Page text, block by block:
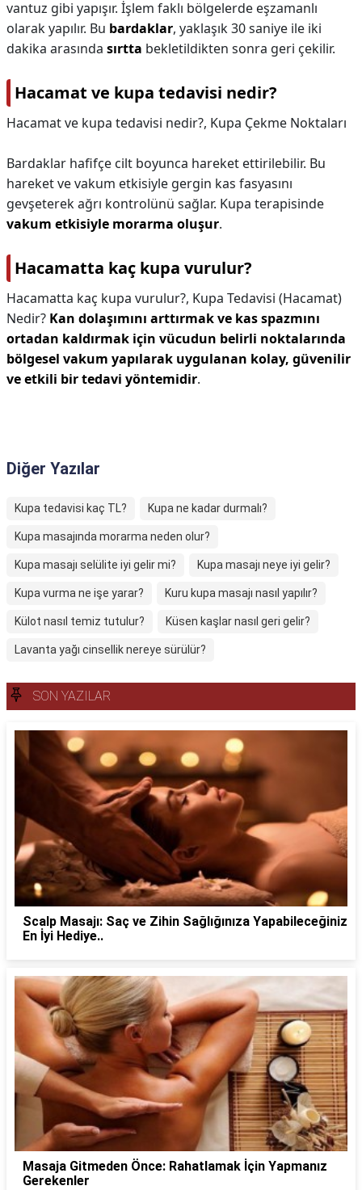
vantuz gibi yapışır. İşlem faklı bölgelerde eşzamanlı
olarak yapılır. Bu bardaklar, yaklaşık 30 saniye ile iki
dakika arasında sırtta bekletildikten sonra geri çekilir.
Hacamat ve kupa tedavisi nedir?
Hacamat ve kupa tedavisi nedir?, Kupa Çekme Noktaları
Bardaklar hafifçe cilt boyunca hareket ettirilebilir. Bu
hareket ve vakum etkisiyle gergin kas fasyasını
gevşeterek ağrı kontrolünü sağlar. Kupa terapisinde
vakum etkisiyle morarma oluşur.
Hacamatta kaç kupa vurulur?
Hacamatta kaç kupa vurulur?, Kupa Tedavisi (Hacamat)
Nedir? Kan dolaşımını arttırmak ve kas spazmını
ortadan kaldırmak için vücudun belirli noktalarında
bölgesel vakum yapılarak uygulanan kolay, güvenilir
ve etkili bir tedavi yöntemidir.
Diğer Yazılar
Kupa tedavisi kaç TL? Kupa ne kadar durmalı?
Kupa masajında morarma neden olur?
Kupa masajı selülite iyi gelir mi? Kupa masajı neye iyi gelir?
Kupa vurma ne işe yarar? Kuru kupa masajı nasıl yapılır?
Külot nasıl temiz tutulur? Küsen kaşlar nasıl geri gelir?
Lavanta yağı cinsellik nereye sürülür?
SON YAZILAR
Scalp Masajı: Saç ve Zihin Sağlığınıza Yapabileceğiniz
En İyi Hediye..
Masaja Gitmeden Önce: Rahatlamak İçin Yapmanız
Gerekenler